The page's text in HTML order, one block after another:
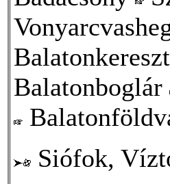
Balatonboglár
Siófok,